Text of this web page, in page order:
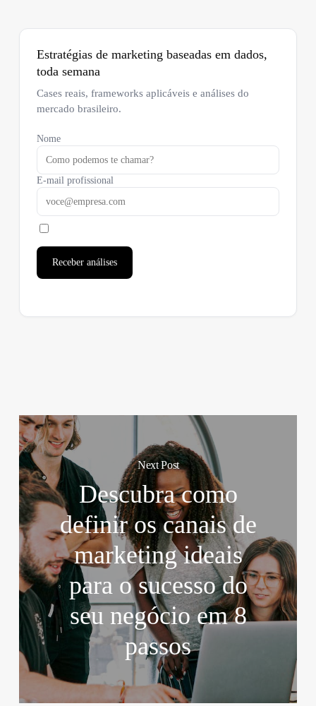
Estratégias de marketing baseadas em dados,
toda semana
Cases reais, frameworks aplicáveis e análises do
mercado brasileiro.
Nome
E-mail profissional
Receber análises
Next Post
Descubra como
definir os canais de
marketing ideais
para o sucesso do
seu negócio em 8
passos